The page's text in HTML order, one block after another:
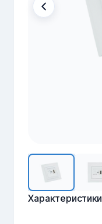
Характеристики